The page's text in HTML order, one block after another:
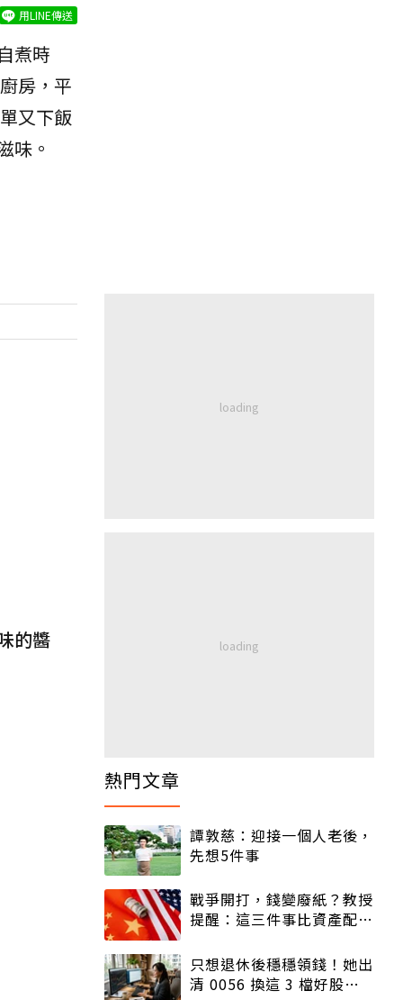
用LINE傳送
煮時
房，平
又下飯
味。
的醬
熱門文章
譚敦慈：迎接一個人老後，
先想5件事
戰爭開打，錢變廢紙？教授
提醒：這三件事比資產配置
只想退休後穩穩領錢！她出
清 0056 換這 3 檔好股：